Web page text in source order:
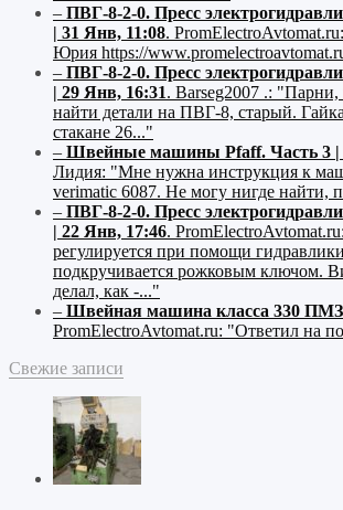
– ПВГ-8-2-0. Пресс
| 31 Янв, 11:08. PromElectroAvtomat.ru:
Юрия https://
– ПВГ-8-2-0. Пресс
| 29 Янв, 16:31. Barseg2007 .: "Парни,
найти детали на ПВГ-8, старый.
стакане 26..."
– Швейные машины Pfaff. Часть 3 |
Лидия: "Мне нужна инструкция к
verimatic 6087. Не могу нигде найти,
– ПВГ-8-2-0. Пресс
| 22 Янв, 17:46. PromElectroAvtomat.ru:
регулируется при помощи
подкручивается рожковым ключом.
делал, как -..."
– Швейная машина класса 330 ПМЗ
PromElectroAvtomat.ru: "Ответил на
Свежие записи